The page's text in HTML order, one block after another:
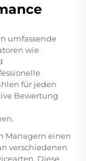
umfassende
wie
für jeden
Bewertung
Managern einen
verschiedenen
Diese